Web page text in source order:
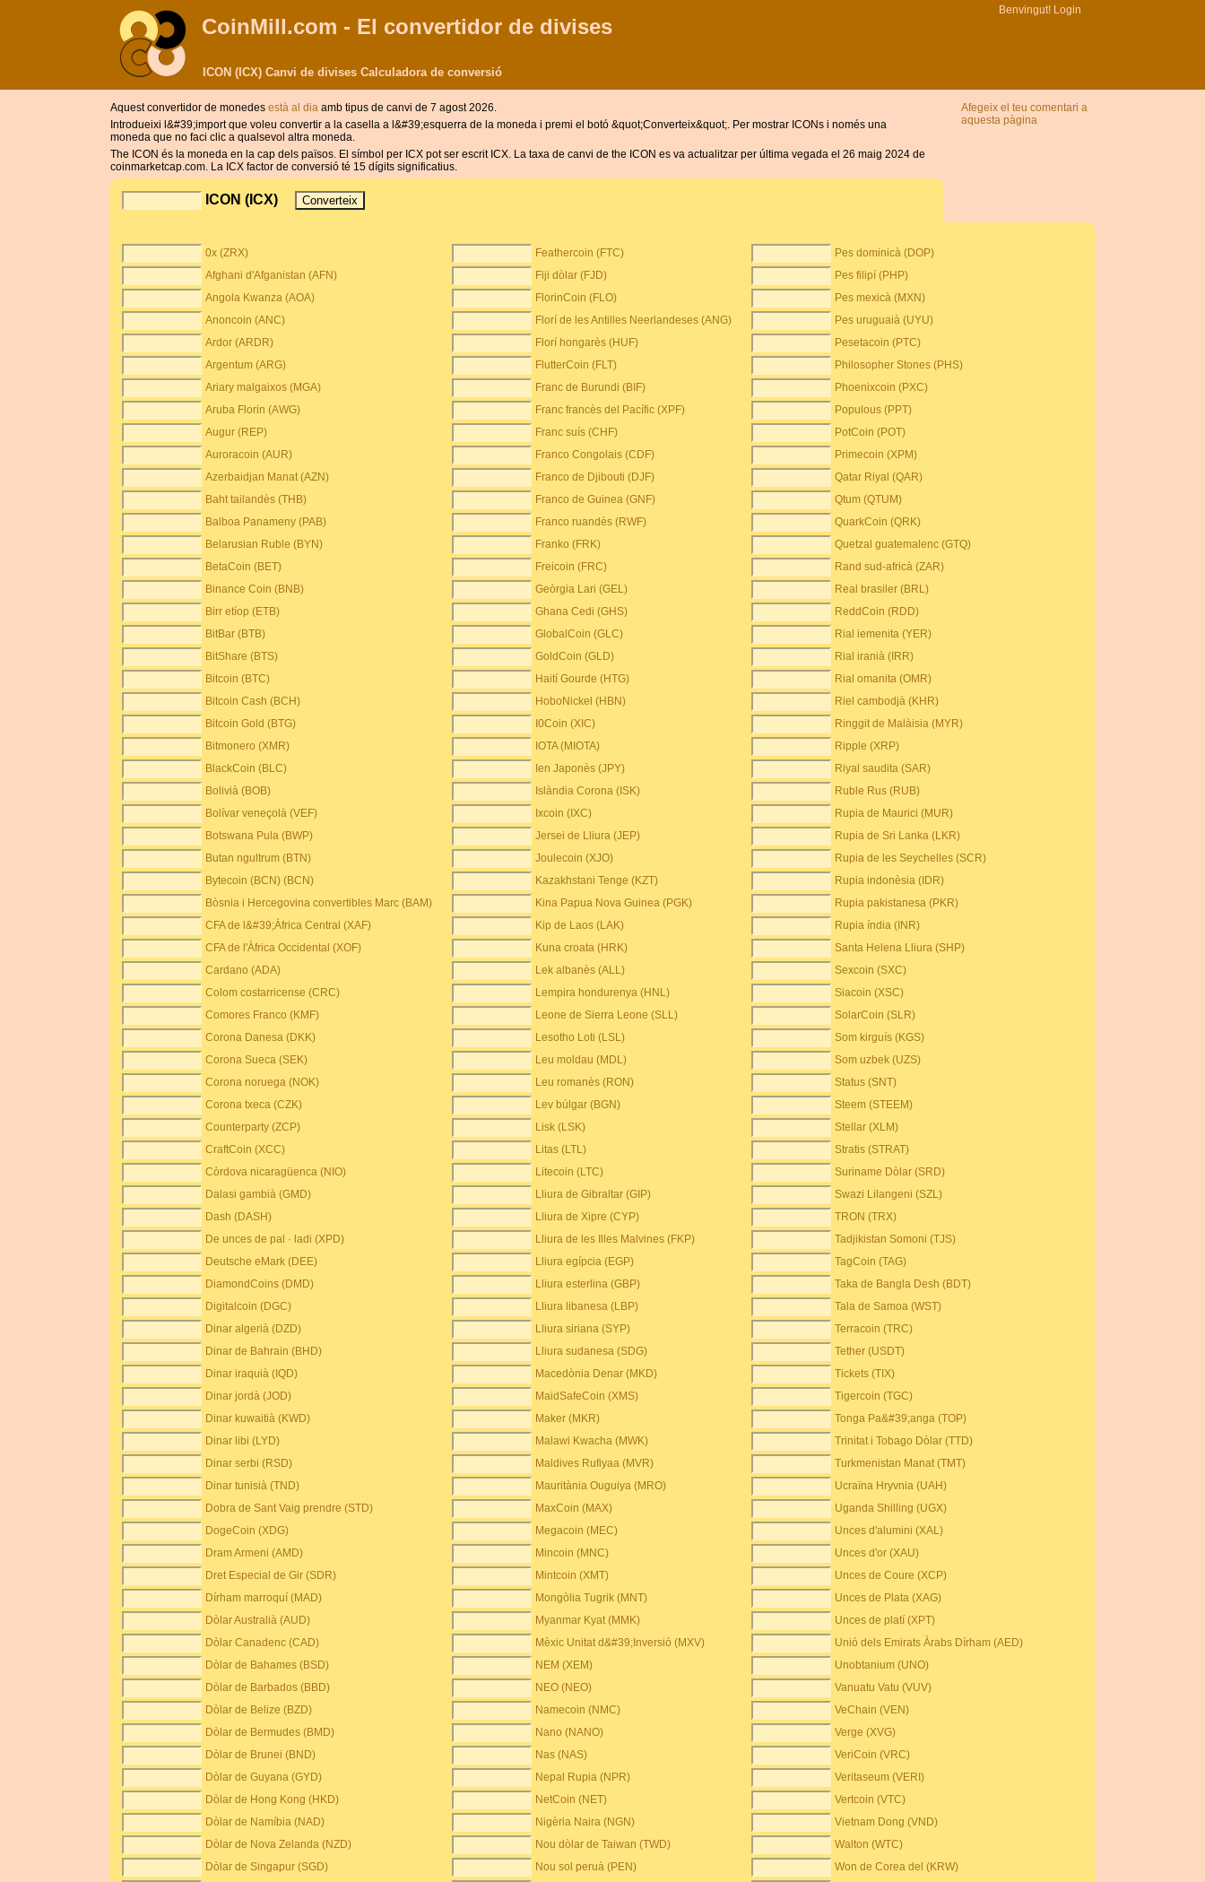
CoinMill.com - El convertidor de divises
Benvingut! Login
ICON (ICX) Canvi de divises Calculadora de conversió
Aquest convertidor de monedes està al dia amb tipus de canvi de 7 agost 2026.
Introdueixi l&#39;import que voleu convertir a la casella a l&#39;esquerra de la moneda i premi el botó &quot;Converteix&quot;. Per mostrar ICONs i només una
moneda que no faci clic a qualsevol altra moneda.
The ICON és la moneda en la cap dels països. El símbol per ICX pot ser escrit ICX. La taxa de canvi de the ICON es va actualitzar per última vegada el 26 maig 2024 de
coinmarketcap.com. La ICX factor de conversió té 15 dígits significatius.
Afegeix el teu comentari a
aquesta pàgina
ICON (ICX)
0x (ZRX) Feathercoin (FTC)
Pes dominicà (DOP)
Afghani d'Afganistan (AFN)
Fiji dòlar (FJD)
Pes filipí (PHP)
Angola Kwanza (AOA)
FlorinCoin (FLO)
Pes mexicà (MXN)
Anoncoin (ANC)
Florí de les Antilles Neerlandeses (ANG)
Pes uruguaià (UYU)
Ardor (ARDR)
Florí hongarès (HUF)
Pesetacoin (PTC)
Argentum (ARG)
FlutterCoin (FLT)
Philosopher Stones (PHS)
Ariary malgaixos (MGA)
Franc de Burundi (BIF)
Phoenixcoin (PXC)
Aruba Florin (AWG)
Franc francès del Pacífic (XPF)
Populous (PPT)
Augur (REP)
Franc suís (CHF)
PotCoin (POT)
Auroracoin (AUR)
Franco Congolais (CDF)
Primecoin (XPM)
Azerbaidjan Manat (AZN)
Franco de Djibouti (DJF)
Qatar Riyal (QAR)
Baht tailandès (THB)
Franco de Guinea (GNF)
Qtum (QTUM)
Balboa Panameny (PAB)
Franco ruandès (RWF)
QuarkCoin (QRK)
Belarusian Ruble (BYN)
Franko (FRK)
Quetzal guatemalenc (GTQ)
BetaCoin (BET)
Freicoin (FRC)
Rand sud-africà (ZAR)
Binance Coin (BNB)
Geòrgia Lari (GEL)
Real brasiler (BRL)
Birr etíop (ETB)
Ghana Cedi (GHS)
ReddCoin (RDD)
BitBar (BTB)
GlobalCoin (GLC)
Rial iemenita (YER)
BitShare (BTS)
GoldCoin (GLD)
Rial iranià (IRR)
Bitcoin (BTC)
Haití Gourde (HTG)
Rial omanita (OMR)
Bitcoin Cash (BCH)
HoboNickel (HBN)
Riel cambodjà (KHR)
Bitcoin Gold (BTG)
I0Coin (XIC)
Ringgit de Malàisia (MYR)
Bitmonero (XMR)
IOTA (MIOTA)
Ripple (XRP)
BlackCoin (BLC)
Ien Japonès (JPY)
Riyal saudita (SAR)
Bolivià (BOB)
Islàndia Corona (ISK)
Ruble Rus (RUB)
Bolívar veneçolà (VEF)
Ixcoin (IXC)
Rupia de Maurici (MUR)
Botswana Pula (BWP)
Jersei de Lliura (JEP)
Rupia de Sri Lanka (LKR)
Butan ngultrum (BTN)
Joulecoin (XJO)
Rupia de les Seychelles (SCR)
Bytecoin (BCN) (BCN)
Kazakhstani Tenge (KZT)
Rupia indonèsia (IDR)
Bòsnia i Hercegovina convertibles Marc (BAM)
Kina Papua Nova Guinea (PGK)
Rupia pakistanesa (PKR)
CFA de l&#39;Àfrica Central (XAF)
Kip de Laos (LAK)
Rupia índia (INR)
CFA de l'Àfrica Occidental (XOF)
Kuna croata (HRK)
Santa Helena Lliura (SHP)
Cardano (ADA)
Lek albanès (ALL)
Sexcoin (SXC)
Colom costarricense (CRC)
Lempira hondurenya (HNL)
Siacoin (XSC)
Comores Franco (KMF)
Leone de Sierra Leone (SLL)
SolarCoin (SLR)
Corona Danesa (DKK)
Lesotho Loti (LSL)
Som kirguís (KGS)
Corona Sueca (SEK)
Leu moldau (MDL)
Som uzbek (UZS)
Corona noruega (NOK)
Leu romanès (RON)
Status (SNT)
Corona txeca (CZK)
Lev búlgar (BGN)
Steem (STEEM)
Counterparty (ZCP)
Lisk (LSK)
Stellar (XLM)
CraftCoin (XCC)
Litas (LTL)
Stratis (STRAT)
Còrdova nicaragüenca (NIO)
Litecoin (LTC)
Suriname Dòlar (SRD)
Dalasi gambià (GMD)
Lliura de Gibraltar (GIP)
Swazi Lilangeni (SZL)
Dash (DASH)
Lliura de Xipre (CYP)
TRON (TRX)
De unces de pal · ladi (XPD)
Lliura de les Illes Malvines (FKP)
Tadjikistan Somoni (TJS)
Deutsche eMark (DEE)
Lliura egípcia (EGP)
TagCoin (TAG)
DiamondCoins (DMD)
Lliura esterlina (GBP)
Taka de Bangla Desh (BDT)
Digitalcoin (DGC)
Lliura libanesa (LBP)
Tala de Samoa (WST)
Dinar algerià (DZD)
Lliura siriana (SYP)
Terracoin (TRC)
Dinar de Bahrain (BHD)
Lliura sudanesa (SDG)
Tether (USDT)
Dinar iraquià (IQD)
Macedònia Denar (MKD)
Tickets (TIX)
Dinar jordà (JOD)
MaidSafeCoin (XMS)
Tigercoin (TGC)
Dinar kuwaitià (KWD)
Maker (MKR)
Tonga Pa&#39;anga (TOP)
Dinar libi (LYD)
Malawi Kwacha (MWK)
Trinitat i Tobago Dòlar (TTD)
Dinar serbi (RSD)
Maldives Rufiyaa (MVR)
Turkmenistan Manat (TMT)
Dinar tunisià (TND)
Mauritània Ouguiya (MRO)
Ucraïna Hryvnia (UAH)
Dobra de Sant Vaig prendre (STD)
MaxCoin (MAX)
Uganda Shilling (UGX)
DogeCoin (XDG)
Megacoin (MEC)
Unces d'alumini (XAL)
Dram Armeni (AMD)
Mincoin (MNC)
Unces d'or (XAU)
Dret Especial de Gir (SDR)
Mintcoin (XMT)
Unces de Coure (XCP)
Dírham marroquí (MAD)
Mongòlia Tugrik (MNT)
Unces de Plata (XAG)
Dòlar Australià (AUD)
Myanmar Kyat (MMK)
Unces de platí (XPT)
Dòlar Canadenc (CAD)
Mèxic Unitat d&#39;Inversió (MXV)
Unió dels Emirats Àrabs Dírham (AED)
Dòlar de Bahames (BSD)
NEM (XEM)
Unobtanium (UNO)
Dòlar de Barbados (BBD)
NEO (NEO)
Vanuatu Vatu (VUV)
Dòlar de Belize (BZD)
Namecoin (NMC)
VeChain (VEN)
Dòlar de Bermudes (BMD)
Nano (NANO)
Verge (XVG)
Dòlar de Brunei (BND)
Nas (NAS)
VeriCoin (VRC)
Dòlar de Guyana (GYD)
Nepal Rupia (NPR)
Veritaseum (VERI)
Dòlar de Hong Kong (HKD)
NetCoin (NET)
Vertcoin (VTC)
Dòlar de Namíbia (NAD)
Nigèria Naira (NGN)
Vietnam Dong (VND)
Dòlar de Nova Zelanda (NZD)
Nou dòlar de Taiwan (TWD)
Walton (WTC)
Dòlar de Singapur (SGD)
Nou sol peruà (PEN)
Won de Corea del (KRW)